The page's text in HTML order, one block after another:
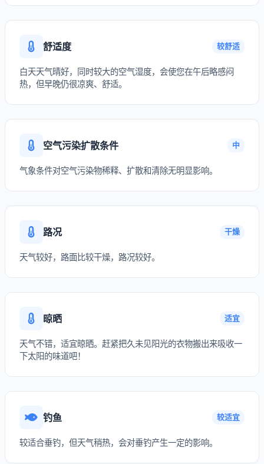
舒适度 较舒适
白天天气晴好，同时较大的空气湿度，会使您在午后略感闷
热，但早晚仍很凉爽、舒适。
空气污染扩散条件 中
气象条件对空气污染物稀释、扩散和清除无明显影响。
路况 干燥
天气较好，路面比较干燥，路况较好。
晾晒 适宜
天气不错，适宜晾晒。赶紧把久未见阳光的衣物搬出来吸收一
下太阳的味道吧！
钓鱼 较适宜
较适合垂钓，但天气稍热，会对垂钓产生一定的影响。